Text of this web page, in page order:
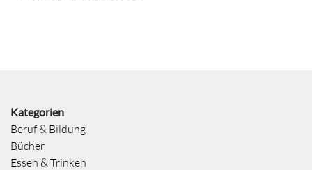
Kategorien
Beruf & Bildung
Bücher
Essen & Trinken